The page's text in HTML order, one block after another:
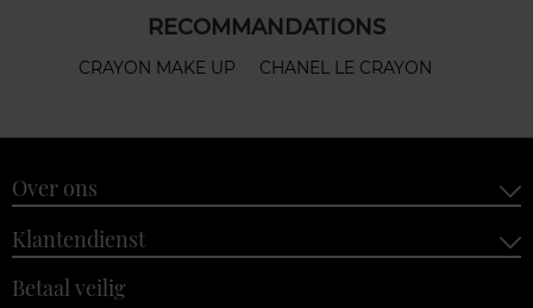
RECOMMANDATIONS
CRAYON MAKE UP CHANEL LE CRAYON
Over ons
Klantendienst
Betaal veilig